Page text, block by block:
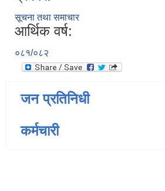
सूचना तथा समाचार
आर्थिक वर्ष:
०८१/०८२
जन प्रतिनिधी
कर्मचारी